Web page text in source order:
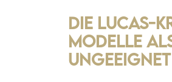
Die Lucas-
Modelle